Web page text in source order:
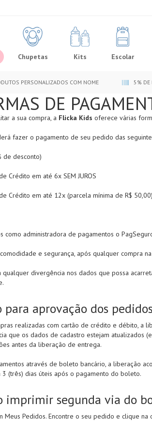
Chupetas Kits Escolar
PERSONALIZADOS COM NOME 5% DE
DE
a sua compra, a Flicka Kids oferece várias
fazer o pagamento de seu pedido das
de desconto)
Crédito em até 6x SEM JUROS
Crédito em até 12x (parcela mínima de R$ 50,00)
como administradora de pagamentos o
e segurança, após qualquer compra
qualquer divergência nos dados que possa
para aprovação dos
realizadas com cartão de crédito e débito, a
que os dados de cadastro estejam atualizados
antes da liberação de entrega.
através de boleto bancário, a liberação
3 (três) dias úteis após o pagamento do boleto.
imprimir segunda via do
Meus Pedidos. Encontre o seu pedido e clique na